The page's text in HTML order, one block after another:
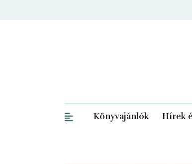
Könyvajánlók Hírek